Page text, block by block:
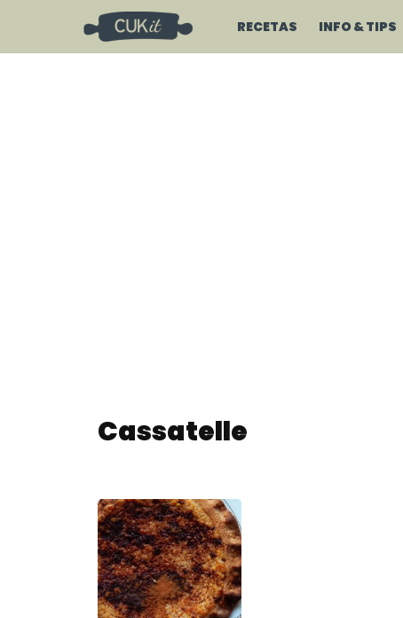
RECETAS INFO & TIPS
Cassatelle